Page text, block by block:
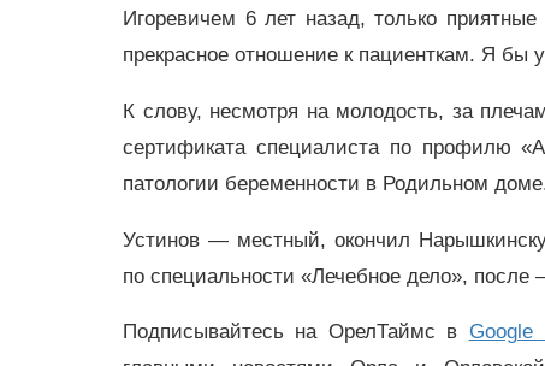
Игоревичем 6 лет назад, только приятные
прекрасное отношение к пациенткам. Я бы
К слову, несмотря на молодость, за
сертификата специалиста по профилю
патологии беременности в Родильном
Устинов — местный, окончил
по специальности «Лечебное дело», после
Подписывайтесь на ОрелТаймс в Google